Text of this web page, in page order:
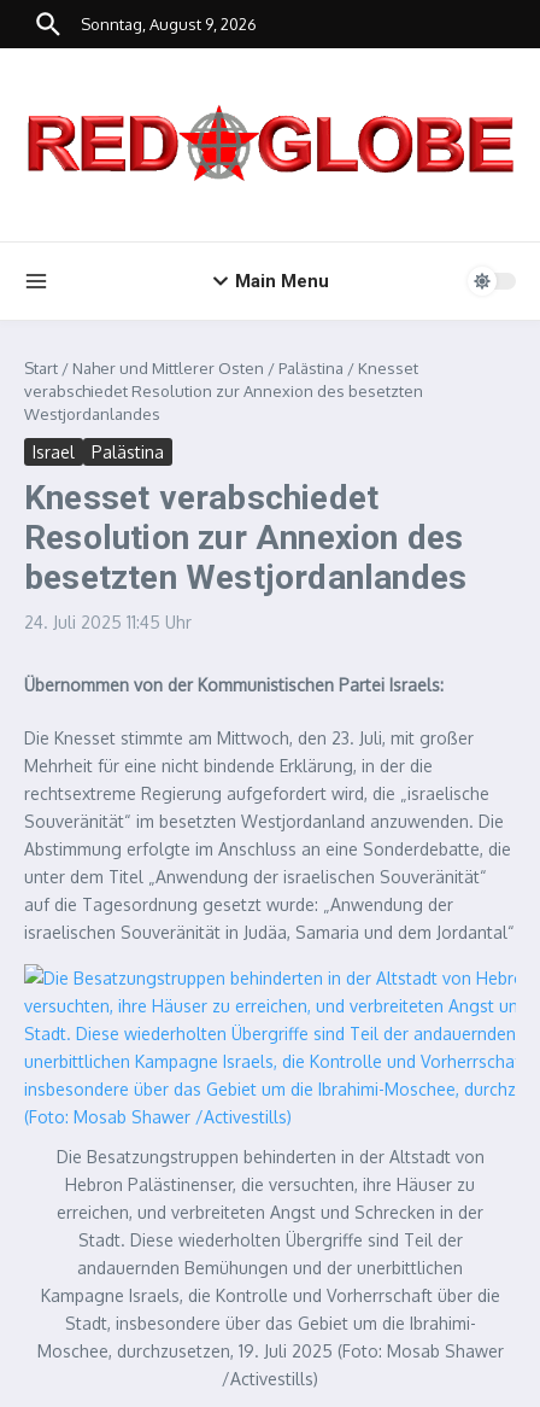
Zum Inhalt springen
Sonntag, August 9, 2026
Main Menu
Start / Naher und Mittlerer Osten / Palästina / Knesset
verabschiedet Resolution zur Annexion des besetzten
Westjordanlandes
Israel Palästina
Knesset verabschiedet
Resolution zur Annexion des
besetzten Westjordanlandes
24. Juli 2025 11:45 Uhr
Übernommen von der Kommunistischen Partei Israels:
Die Knesset stimmte am Mittwoch, den 23. Juli, mit großer
Mehrheit für eine nicht bindende Erklärung, in der die
rechtsextreme Regierung aufgefordert wird, die „israelische
Souveränität“ im besetzten Westjordanland anzuwenden. Die
Abstimmung erfolgte im Anschluss an eine Sonderdebatte, die
unter dem Titel „Anwendung der israelischen Souveränität“
auf die Tagesordnung gesetzt wurde: „Anwendung der
israelischen Souveränität in Judäa, Samaria und dem Jordantal“
Die Besatzungstruppen behinderten in der Altstadt von
Hebron Palästinenser, die versuchten, ihre Häuser zu
erreichen, und verbreiteten Angst und Schrecken in der
Stadt. Diese wiederholten Übergriffe sind Teil der
andauernden Bemühungen und der unerbittlichen
Kampagne Israels, die Kontrolle und Vorherrschaft über die
Stadt, insbesondere über das Gebiet um die Ibrahimi-
Moschee, durchzusetzen, 19. Juli 2025 (Foto: Mosab Shawer
/Activestills)